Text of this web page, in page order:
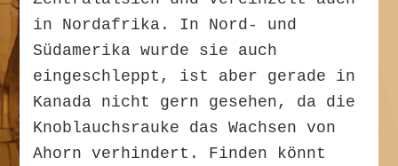
in Nordafrika. In Nord- und
Südamerika wurde sie auch
eingeschleppt, ist aber gerade in
Kanada nicht gern gesehen, da die
Knoblauchsrauke das Wachsen von
Ahorn verhindert. Finden könnt